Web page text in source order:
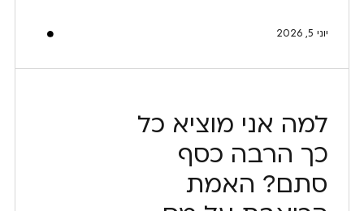
יוני 5, 2026
למה אני מוציא כל
כך הרבה כסף
סתם? האמת